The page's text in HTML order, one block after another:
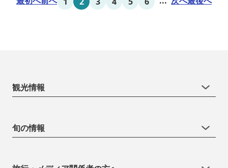
いただけます。「白...
観光情報
旬の情報